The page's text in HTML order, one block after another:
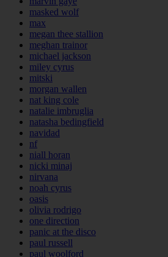
masked wolf
max
megan thee stallion
meghan trainor
michael jackson
miley cyrus
mitski
morgan wallen
nat king cole
natalie imbruglia
natasha bedingfield
navidad
nf
niall horan
nicki minaj
nirvana
noah cyrus
oasis
olivia rodrigo
one direction
panic at the disco
paul russell
paul woolford